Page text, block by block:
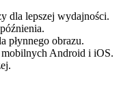
dla lepszej wydajności.
płynnego obrazu.
mobilnych Android i iOS.